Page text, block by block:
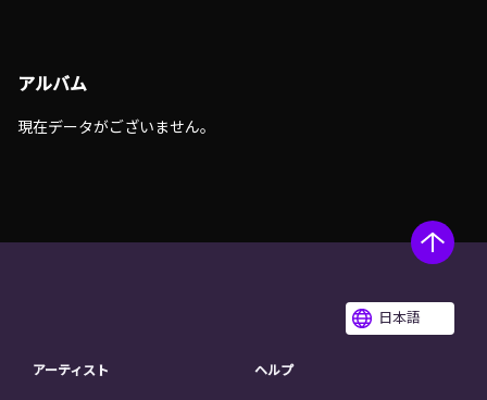
アルバム
現在データがございません。
日本語
アーティスト ヘルプ